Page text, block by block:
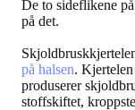
De to sideflikene
på det.
på halsen.
produserer
stoffskiftet,